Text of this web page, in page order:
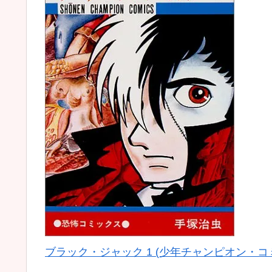
ブラック・ジャック 1 (少年チャンピオン・コ